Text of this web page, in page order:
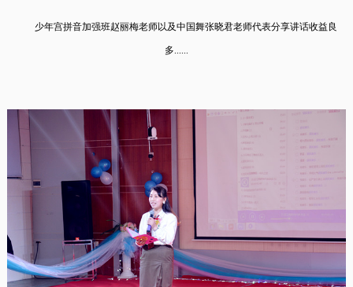
少年宫拼音加强班赵丽梅老师以及中国舞张晓君老师代表分享讲话收益良
多......